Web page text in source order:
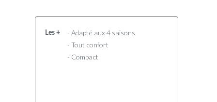
Les +
- Adapté aux 4 saisons
- Tout confort
- Compact